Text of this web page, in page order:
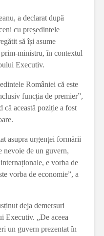
a declarat după
cu președintele
să își asume
ministru, în contextul
Executiv.
României că este
funcția de premier”,
această poziție a fost
asupra urgenței formării
nevoie de un guvern,
e vorba de
vorba de economie”, a
deja demersuri
Executiv. „De aceea
un guvern prezentat în